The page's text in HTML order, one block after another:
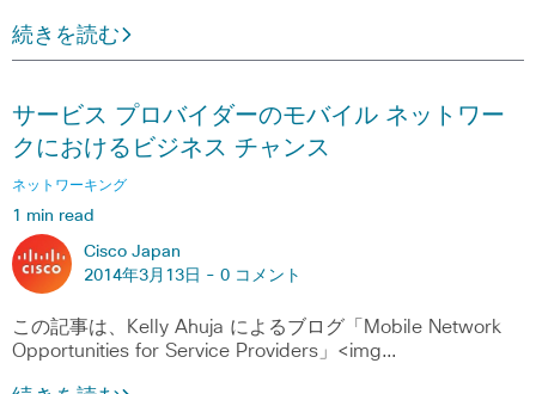
続きを読む
サービス プロバイダーのモバイル ネットワー
クにおけるビジネス チャンス
ネットワーキング
1 min read
Cisco Japan
2014年3月13日 - 0 コメント
この記事は、Kelly Ahuja によるブログ「Mobile Network
Opportunities for Service Providers」<img…